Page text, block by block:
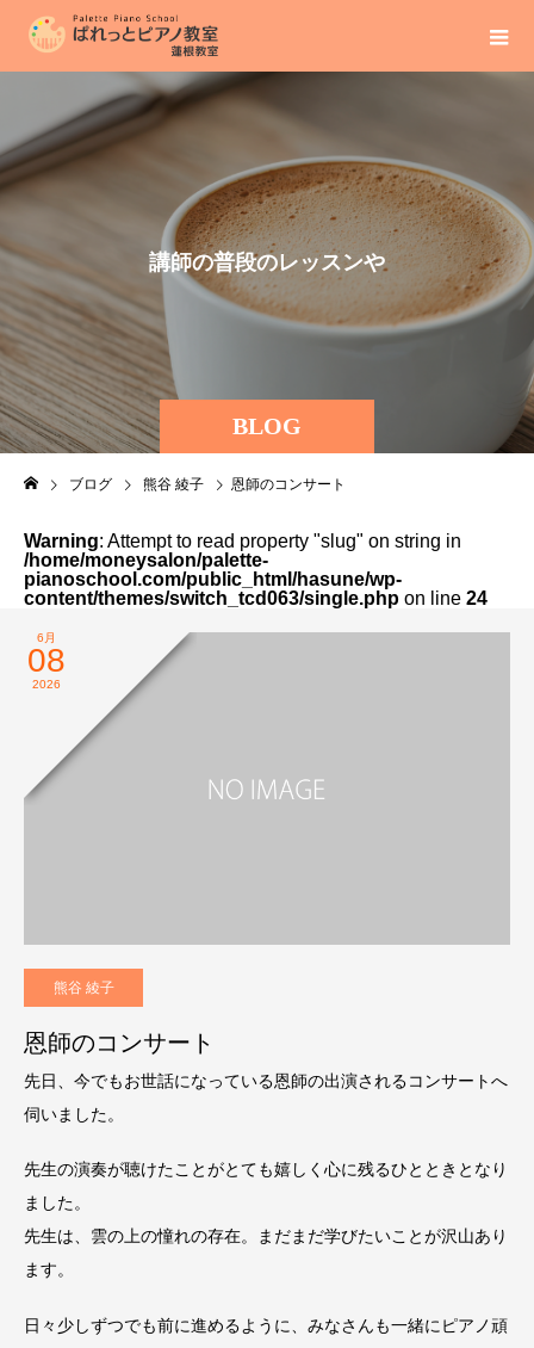
BLOG
講師の普段のレッスンや
ブログ 熊谷 綾子 恩師のコンサート
Warning: Attempt to read property "slug" on string in
/home/moneysalon/palette-
pianoschool.com/public_html/hasune/wp-
content/themes/switch_tcd063/single.php on line 24
6月
08
2026
熊谷 綾子
恩師のコンサート
先日、今でもお世話になっている恩師の出演されるコンサートへ
伺いました。
先生の演奏が聴けたことがとても嬉しく心に残るひとときとなり
ました。
先生は、雲の上の憧れの存在。まだまだ学びたいことが沢山あり
ます。
日々少しずつでも前に進めるように、みなさんも一緒にピアノ頑